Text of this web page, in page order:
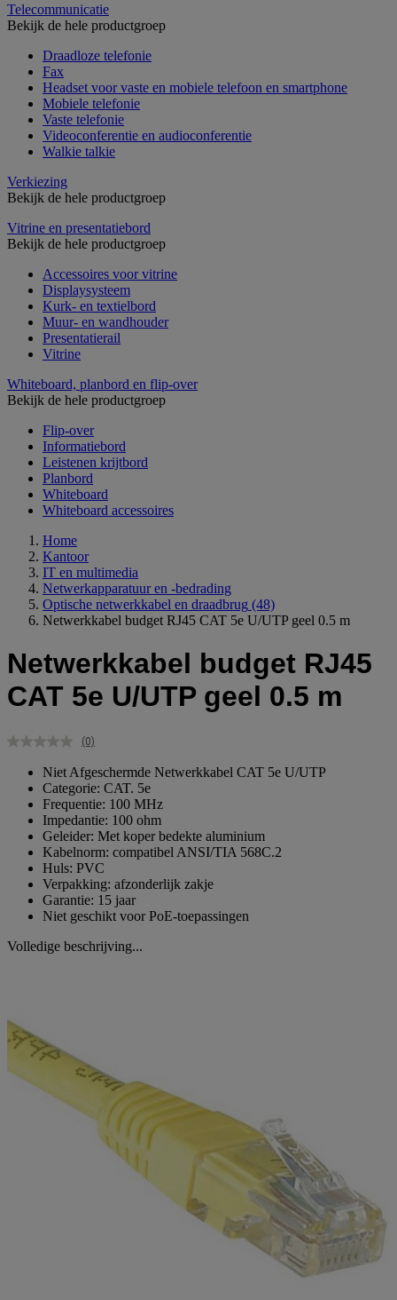
Telecommunicatie
Bekijk de hele productgroep
Draadloze telefonie
Fax
Headset voor vaste en mobiele telefoon en smartphone
Mobiele telefonie
Vaste telefonie
Videoconferentie en audioconferentie
Walkie talkie
Verkiezing
Bekijk de hele productgroep
Vitrine en presentatiebord
Bekijk de hele productgroep
Accessoires voor vitrine
Displaysysteem
Kurk- en textielbord
Muur- en wandhouder
Presentatierail
Vitrine
Whiteboard, planbord en flip-over
Bekijk de hele productgroep
Flip-over
Informatiebord
Leistenen krijtbord
Planbord
Whiteboard
Whiteboard accessoires
Home
Kantoor
IT en multimedia
Netwerkapparatuur en -bedrading
Optische netwerkkabel en draadbrug (48)
Netwerkkabel budget RJ45 CAT 5e U/UTP geel 0.5 m
Netwerkkabel budget RJ45
CAT 5e U/UTP geel 0.5 m
Geen
Dezelfde
paginalink.
(0)
Niet Afgeschermde Netwerkkabel CAT 5e U/UTP
Categorie: CAT. 5e
Frequentie: 100 MHz
Impedantie: 100 ohm
Geleider: Met koper bedekte aluminium
Kabelnorm: compatibel ANSI/TIA 568C.2
Huls: PVC
Verpakking: afzonderlijk zakje
Garantie: 15 jaar
Niet geschikt voor PoE-toepassingen
Volledige beschrijving...